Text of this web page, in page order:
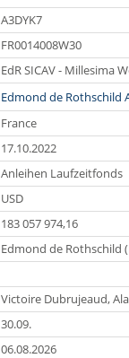
A3DYK7
FR0014008W30
EdR SICAV - Millesima
Edmond de Rothschild
France
17.10.2022
Anleihen Laufzeitfonds
USD
183 057 974,16
Edmond de Rothschild
Victoire Dubrujeaud,
30.09.
06.08.2026